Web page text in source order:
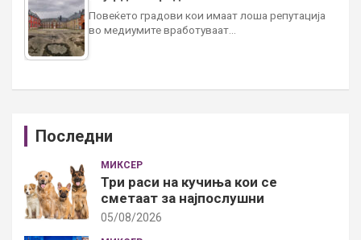
Повеќето градови кои имаат лоша репутација
во медиумите вработуваат…
Последни
МИКСЕР
Три раси на кучиња кои се
сметаат за најпослушни
05/08/2026